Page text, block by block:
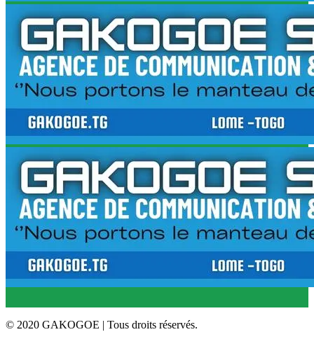
© 2020 GAKOGOE | Tous droits réservés.